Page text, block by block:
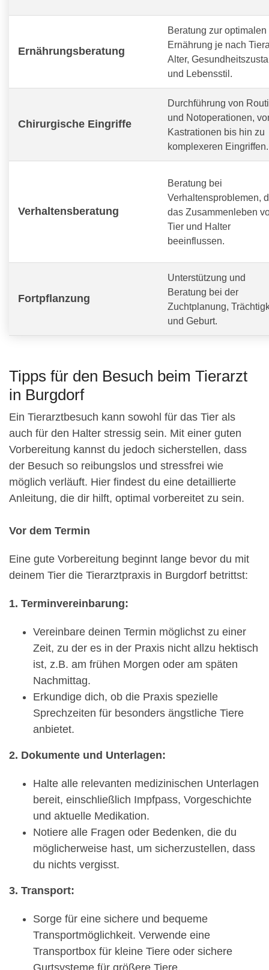
Ernährungsberatung
Beratung zur optimalen
Ernährung je nach
Alter,
und Lebensstil.
Chirurgische Eingriffe
Durchführung von
und Notoperationen,
Kastrationen bis hin zu
komplexeren Eingriffen.
Verhaltensberatung
Beratung bei
Verhaltensproblemen,
das Zusammenleben
Tier und Halter
beeinflussen.
Fortpflanzung
Unterstützung und
Beratung bei der
Zuchtplanung,
und Geburt.
Tipps für den Besuch beim Tierarzt
in Burgdorf
Ein Tierarztbesuch kann sowohl für das Tier als
auch für den Halter stressig sein. Mit einer guten
Vorbereitung kannst du jedoch sicherstellen, dass
der Besuch so reibungslos und stressfrei wie
möglich verläuft. Hier findest du eine detaillierte
Anleitung, die dir hilft, optimal vorbereitet zu sein.
Vor dem Termin
Eine gute Vorbereitung beginnt lange bevor du mit
deinem Tier die Tierarztpraxis in Burgdorf betrittst:
1. Terminvereinbarung:
Vereinbare deinen Termin möglichst zu einer
Zeit, zu der es in der Praxis nicht allzu hektisch
ist, z.B. am frühen Morgen oder am späten
Nachmittag.
Erkundige dich, ob die Praxis spezielle
Sprechzeiten für besonders ängstliche Tiere
anbietet.
2. Dokumente und Unterlagen:
Halte alle relevanten medizinischen Unterlagen
bereit, einschließlich Impfpass, Vorgeschichte
und aktuelle Medikation.
Notiere alle Fragen oder Bedenken, die du
möglicherweise hast, um sicherzustellen, dass
du nichts vergisst.
3. Transport:
Sorge für eine sichere und bequeme
Transportmöglichkeit. Verwende eine
Transportbox für kleine Tiere oder sichere
Gurtsysteme für größere Tiere.